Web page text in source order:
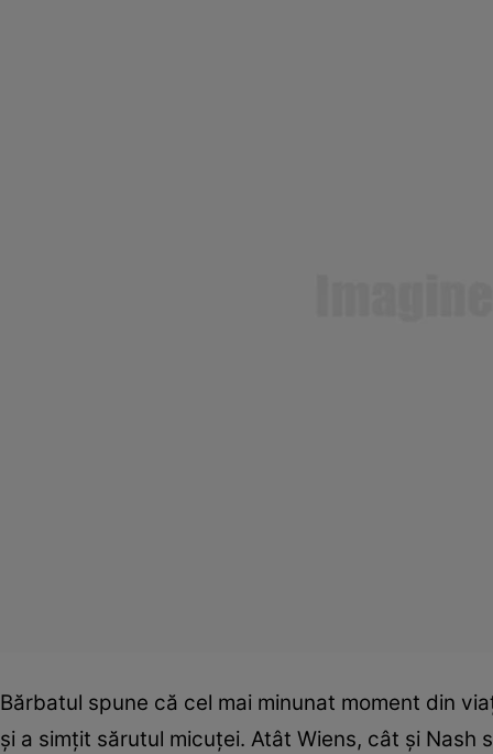
Bărbatul spune că cel mai minunat moment din
şi a simţit sărutul micuţei. Atât Wiens, cât şi Nash